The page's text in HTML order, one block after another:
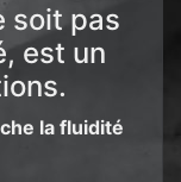
soit pas
est un
la fluidité